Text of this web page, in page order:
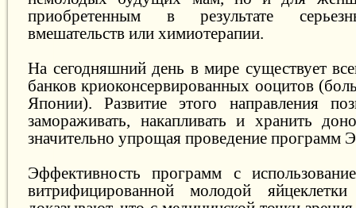
приобретенным в результате
вмешательств или химиотерапии.
На сегодняшний день в мире существует
банков криоконсервированных ооцитов
Японии). Развитие этого направления
замораживать, накапливать и хранить
значительно упрощая проведение программ
Эффективность программ с
витрифицированной молодой